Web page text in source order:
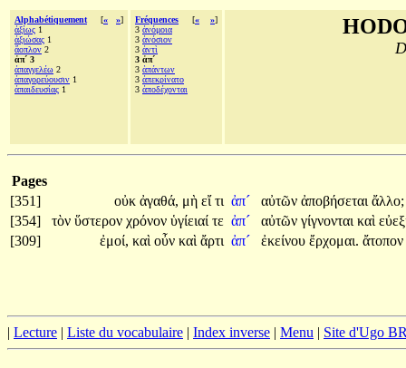
Alphabétiquement [« »]
ἀξίως 1
ἀξιώσας 1
ἄοπλον 2
ἀπ´ 3
ἀπαγγελέω 2
ἀπαγορεύουσιν 1
ἀπαιδευσίας 1
Fréquences [« »]
3 ἀνόμοια
3 ἀνόσιον
3 ἀντὶ
3 ἀπ´
3 ἁπάντων
3 ἀπεκρίνατο
3 ἀποδέχονται
Pages
[351]
οὐκ ἀγαθά, μὴ εἴτι ἀπ´ αὐτῶν ἀποβήσεται ἄλλο;
[354]
τὸν ὕστερον χρόνον ὑγίειαί τε ἀπ´ αὐτῶν γίγνονται καὶ
[309]
ἐμοί, καὶ οὖν καὶ ἄρτι ἀπ´ ἐκείνου ἔρχομαι. ἄτοπον
| Lecture | Liste du vocabulaire | Index inverse | Menu | Site d'Ugo